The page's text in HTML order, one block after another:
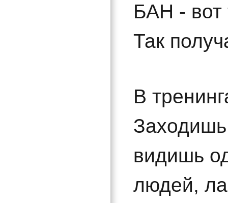
БАН - вот
Так
В
Заходишь
видишь
людей,